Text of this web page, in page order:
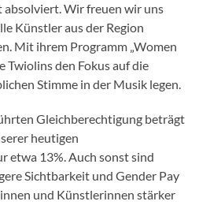
absolviert. Wir freuen wir uns
Künstler aus der Region
Mit ihrem Programm „Women
Twiolins den Fokus auf die
Stimme in der Musik legen.
Gleichberechtigung beträgt
heutigen
etwa 13%. Auch sonst sind
Sichtbarkeit und Gender Pay
und Künstlerinnen stärker